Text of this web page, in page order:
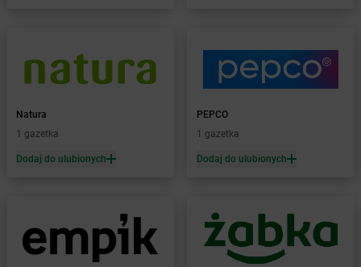
dino Bieżuń
Bieżyń
dino Biskupice
dino Biskupice Ołoboczne
dino Biskupiec
dino Bledzew
dino Blizno
Natura
1 gazetka
Dodaj do ulubionych
PEPCO
1 gazetka
Dodaj do ulubionych